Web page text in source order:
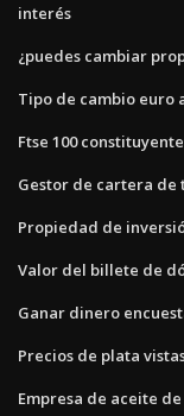
interés
¿puedes cambiar
Tipo de cambio euro
Ftse 100
Gestor de cartera de
Propiedad de
Valor del billete de
Ganar dinero
Precios de plata
Empresa de aceite